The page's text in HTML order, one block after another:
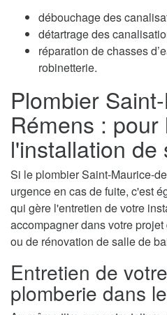
débouchage des
détartrage des
réparation de chasses
robinetterie.
Plombier
Rémens :
l'installation de
Si le plombier Saint-Maurice-
urgence en cas de fuite, c'est
qui gère l'entretien de votre
accompagner dans votre
ou de rénovation de salle de
Entretien de
plomberie dans